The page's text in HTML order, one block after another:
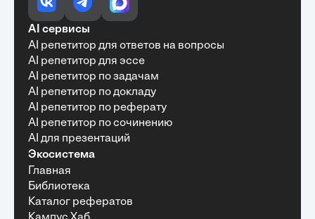
Алексей Антонов•27 мая, 2025
Обучение с Кампус Хаб — очень экономит
полезной информации. Рекомендую ...
Рекомендую Кампус АИ всем, кто хочет
учиться эффективно и с комфортом
Марина Щербакова
Пользуюсь сайтом Кампус АИ уже несколько
месяцев и хочу отметить высокий уровень
удобства и информативности. Платформа
отлично подходит как для самостоятельного
обучения, так и для профессионального
AI сервисы
AI репетитор для ответов на вопросы
AI репетитор для эссе
AI репетитор по задачам
AI репетитор по докладу
AI репетитор по реферату
AI репетитор по сочинению
AI для презентаций
Экосистема
Главная
Библиотека
Каталог рефератов